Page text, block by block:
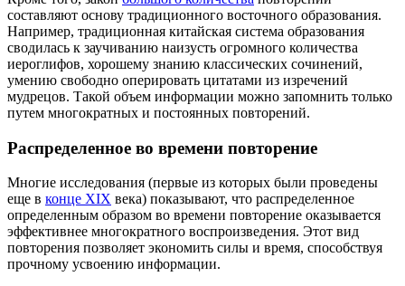
составляют основу традиционного восточного образования.
Например, традиционная китайская система образования
сводилась к заучиванию наизусть огромного количества
иероглифов, хорошему знанию классических сочинений,
умению свободно оперировать цитатами из изречений
мудрецов. Такой объем информации можно запомнить только
путем многократных и постоянных повторений.
Распределенное во времени повторение
Многие исследования (первые из которых были проведены
еще в конце XIX века) показывают, что распределенное
определенным образом во времени повторение оказывается
эффективнее многократного воспроизведения. Этот вид
повторения позволяет экономить силы и время, способствуя
прочному усвоению информации.